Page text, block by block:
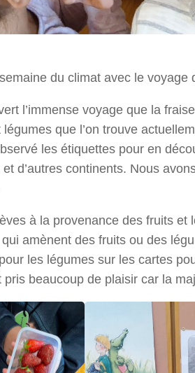
du climat avec le voyage
l’immense voyage que la
que l’on trouve
les étiquettes pour en
d’autres continents. Nous
à la provenance des fruits
amènent des fruits ou des
les légumes sur les cartes
beaucoup de plaisir car la